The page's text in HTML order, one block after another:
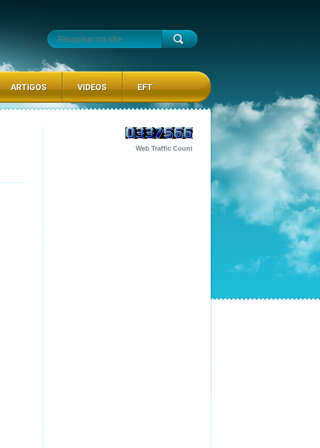
Web Traffic Count
ARTIGOS VIDEOS EFT